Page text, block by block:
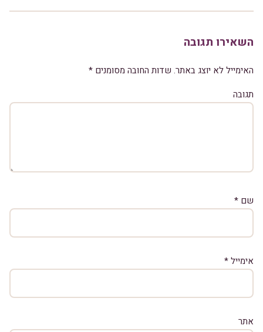
השאירו תגובה
האימייל לא יוצג באתר. שדות החובה מסומנים *
תגובה
שם *
אימייל*
אתר